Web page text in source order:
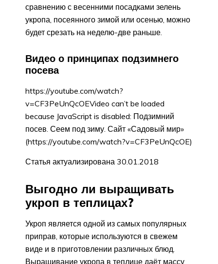
сравнению с весенними посадками зелень
укропа, посеянного зимой или осенью, можно
будет срезать на неделю-две раньше.
Видео о принципах подзимнего
посева
https://youtube.com/watch?
v=CF3PeUnQcOEVideo can’t be loaded
because JavaScript is disabled: Подзимний
посев. Сеем под зиму. Сайт «Садовый мир»
(https://youtube.com/watch?v=CF3PeUnQcOE)
Статья актуализирована 30.01.2018
Выгодно ли выращивать
укроп в теплицах?
Укроп является одной из самых популярных
приправ, которые используются в свежем
виде и в приготовлении различных блюд.
Выращивание укропа в теплице даёт массу